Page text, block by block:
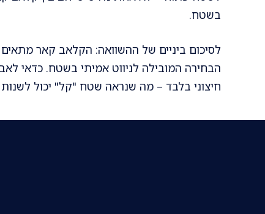
בשטח.
לסיכום ביניים של ההשוואה: הקלאב קאר
הבחירה המובילה לניווט אמיתי בשטח. כדאי
חיצוני בלבד – מה שנראה שטח "קל" יכול לשנות